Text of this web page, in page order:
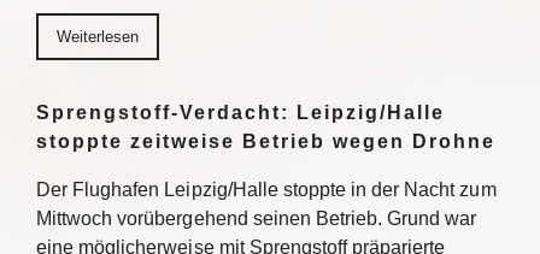
Weiterlesen
Sprengstoff-Verdacht: Leipzig/Halle
stoppte zeitweise Betrieb wegen Drohne
Der Flughafen Leipzig/Halle stoppte in der Nacht zum
Mittwoch vorübergehend seinen Betrieb. Grund war
eine möglicherweise mit Sprengstoff präparierte